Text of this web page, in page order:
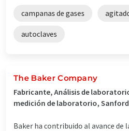
campanas de gases
autoclaves
The Baker Company
Fabricante, Análisis de
medición de laboratorio,
Baker ha contribuido al avance de